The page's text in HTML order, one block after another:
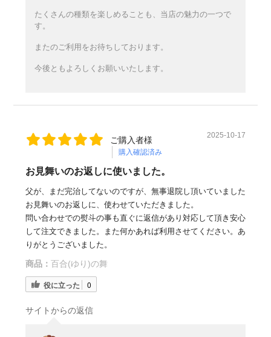
たくさんの種類を楽しめることも、当店の魅力の一つで
す。
またのご利用をお待ちしております。
今後ともよろしくお願いいたします。
ご購入者様
購入確認済み
2025-10-17
お見舞いのお返しに使いました。
父が、まだ完治してないのですが、無事退院し頂いていました
お見舞いのお返しに、使わせていただきました。
問い合わせでの熨斗の事も直ぐに返信があり対応して頂き安心
して注文できました。また何かあれば利用させてください。あ
りがとうございました。
商品： 百合(ゆり)の舞
役に立った 0
サイトからの返信